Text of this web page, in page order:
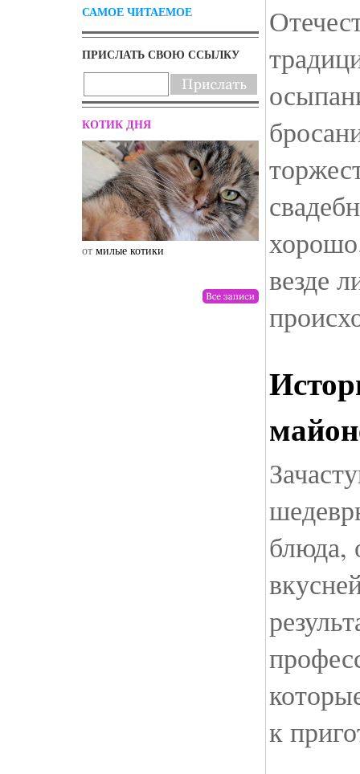
САМОЕ ЧИТАЕМОЕ
ПРИСЛАТЬ СВОЮ ССЫЛКУ
КОТИК ДНЯ
от милые котики от drunktwi
везде
блюда,
к